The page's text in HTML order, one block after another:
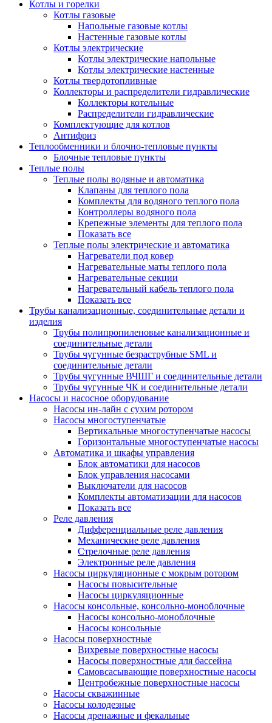
Котлы и горелки
Котлы газовые
Напольные газовые котлы
Настенные газовые котлы
Котлы электрические
Котлы электрические напольные
Котлы электрические настенные
Котлы твердотопливные
Коллекторы и распределители гидравлические
Коллекторы котельные
Распределители гидравлические
Комплектующие для котлов
Антифриз
Теплообменники и блочно-тепловые пункты
Блочные тепловые пункты
Теплые полы
Теплые полы водяные и автоматика
Клапаны для теплого пола
Комплекты для водяного теплого пола
Контроллеры водяного пола
Крепежные элементы для теплого пола
Показать все
Теплые полы электрические и автоматика
Нагреватели под ковер
Нагревательные маты теплого пола
Нагревательные секции
Нагревательный кабель теплого пола
Показать все
Трубы канализационные, соединительные детали и
изделия
Трубы полипропиленовые канализационные и
соединительные детали
Трубы чугунные безраструбные SML и
соединительные детали
Трубы чугунные ВЧШГ и соединительные детали
Трубы чугунные ЧК и соединительные детали
Насосы и насосное оборудование
Насосы ин-лайн с сухим ротором
Насосы многоступенчатые
Вертикальные многоступенчатые насосы
Горизонтальные многоступенчатые насосы
Автоматика и шкафы управления
Блок автоматики для насосов
Блок управления насосами
Выключатели для насосов
Комплекты автоматизации для насосов
Показать все
Реле давления
Дифференциальные реле давления
Механические реле давления
Стрелочные реле давления
Электронные реле давления
Насосы циркуляционные с мокрым ротором
Насосы повысительные
Насосы циркуляционные
Насосы консольные, консольно-моноблочные
Насосы консольно-моноблочные
Насосы консольные
Насосы поверхностные
Вихревые поверхностные насосы
Насосы поверхностные для бассейна
Самовсасывающие поверхностные насосы
Центробежные поверхностные насосы
Насосы скважинные
Насосы колодезные
Насосы дренажные и фекальные